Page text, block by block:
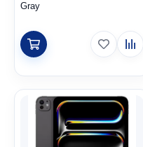
Gray